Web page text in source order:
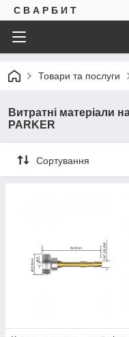
С В А Р Б И Т
Товари та послуги
Витратні матеріали
PARKER
Сортування